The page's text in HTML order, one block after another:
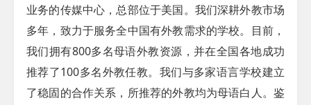
业务的传媒中心，总部位于美国。我们深耕外教市场
多年，致力于服务全中国有外教需求的学校。目前，
我们拥有800多名母语外教资源，并在全国各地成功
推荐了100多名外教任教。我们与多家语言学校建立
了稳固的合作关系，所推荐的外教均为母语白人。鉴